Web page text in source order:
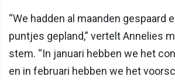
“We hadden al maanden gespaard
puntjes gepland,” vertelt Annelies
stem. “In januari hebben we het
en in februari hebben we het